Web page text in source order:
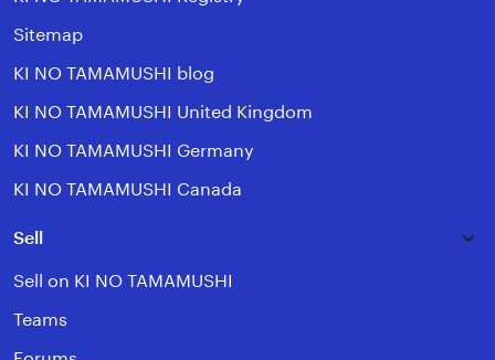
Sitemap
KI NO TAMAMUSHI blog
KI NO TAMAMUSHI United Kingdom
KI NO TAMAMUSHI Germany
KI NO TAMAMUSHI Canada
Sell
Sell on KI NO TAMAMUSHI
Teams